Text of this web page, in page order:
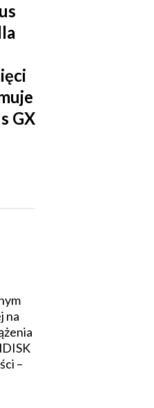
GX
na
–